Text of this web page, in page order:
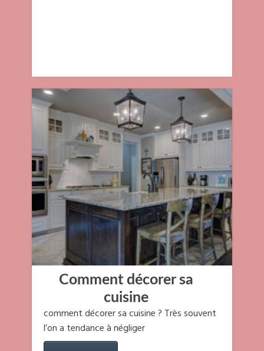
Comment décorer sa
cuisine
comment décorer sa cuisine ? Très souvent
l’on a tendance à négliger